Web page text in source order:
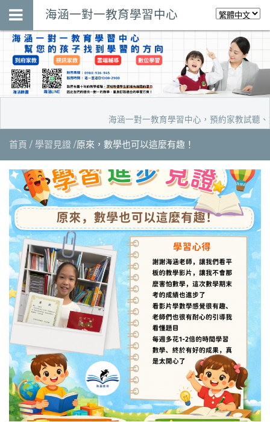
海涵一對一教育學習中心
海涵一對一教育學習中心，預約家教試聽、
首頁 學習見證 原來，數學也可以這麼有趣！